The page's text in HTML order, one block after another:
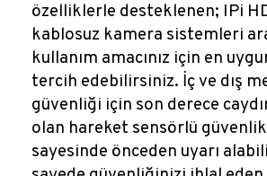
özelliklerle desteklenen; IPi
kablosuz kamera sistemleri
kullanım amacınız için en
tercih edebilirsiniz. İç ve dış
güvenliği için son derece
olan hareket sensörlü
sayesinde önceden uyarı